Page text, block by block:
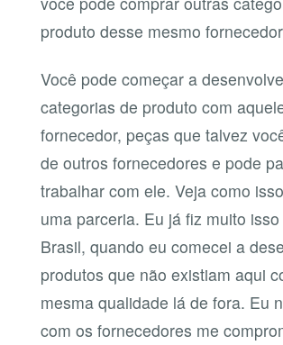
produto desse mesmo
Você pode começar a
categorias de produto com
fornecedor, peças que talvez
de outros fornecedores e pode
trabalhar com ele. Veja como
uma parceria. Eu já fiz muito
Brasil, quando eu comecei a
produtos que não existiam aqui
mesma qualidade lá de fora. Eu
com os fornecedores me